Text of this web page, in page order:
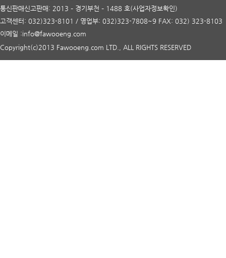
통신판매신고판매: 2013 – 경기부천 – 1488 호(사업자정보확인)
고객센터: 032)323-8101 / 영업부: 032)323-7808~9 FAX: 032) 323-8103
이메일 :info@fawooeng.com
Copyright(c)2013 Fawooeng.com LTD., ALL RIGHTS RESERVED